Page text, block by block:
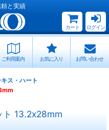
と実績
カート ログイン
ご利用案内 お気に入り お問い合わせ
ス・ハート
ト 13.2x28mm